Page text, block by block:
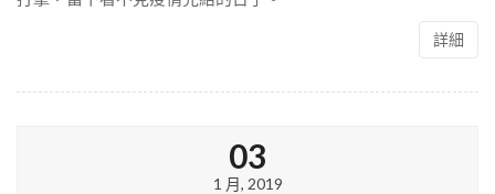
詳細
03
1 月, 2019